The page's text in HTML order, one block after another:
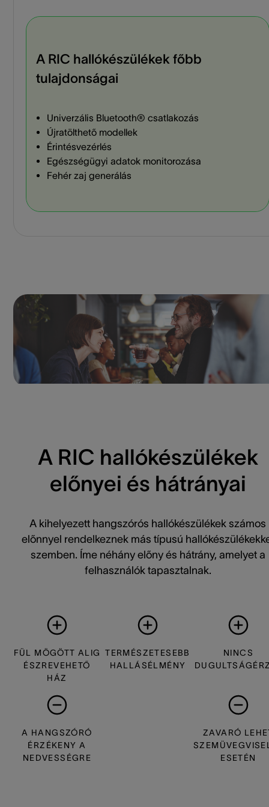
A RIC hallókészülékek főbb
tulajdonságai
Univerzális Bluetooth® csatlakozás
Újratölthető modellek
Érintésvezérlés
Egészségügyi adatok monitorozása
Fehér zaj generálás
A RIC hallókészülékek
előnyei és hátrányai
A kihelyezett hangszórós hallókészülékek számos
előnnyel rendelkeznek más típusú
szemben. Íme néhány előny és hátrány, amelyet a
felhasználók tapasztalnak.
FÜL MÖGÖTT ALIG
ÉSZREVEHETŐ
HÁZ
TERMÉSZETESEBB
HALLÁSÉLMÉNY
NINCS
A HANGSZÓRÓ
ÉRZÉKENY A
NEDVESSÉGRE
ZAVARÓ
ESETÉN